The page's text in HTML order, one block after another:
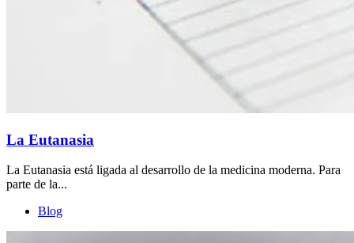
La Eutanasia
La Eutanasia está ligada al desarrollo de la medicina moderna. Para
parte de la...
Blog